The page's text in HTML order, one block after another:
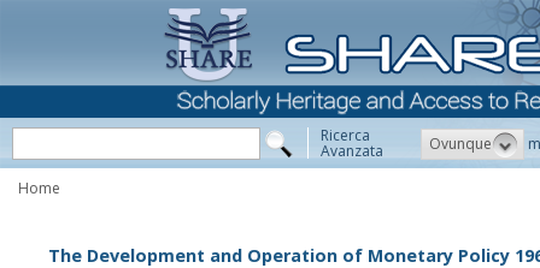
Ricerca
Avanzata Ovunque
Home
The Development and Operation of Monetary Policy